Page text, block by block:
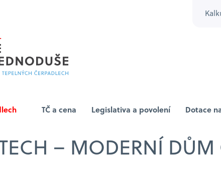
TČ a cena Legislativa a povolení Dotace
– MODERNÍ